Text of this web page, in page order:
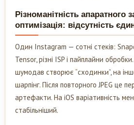
Різноманітність апаратного
оптимізація: відсутність
Один Instagram — сотні стеків:
Tensor, різні ISP і пайплайни
шумодав створює “сходинки”, на
шарпінг. Після повторного JPEG це
артефакти. На iOS варіативність
стабільніший.